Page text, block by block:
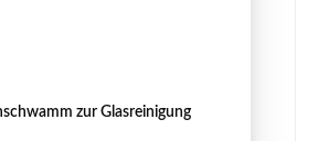
zur Glasreinigung